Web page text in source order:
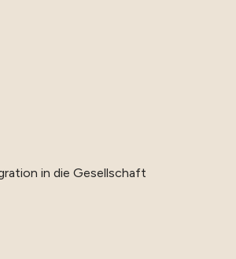
in die Gesellschaft